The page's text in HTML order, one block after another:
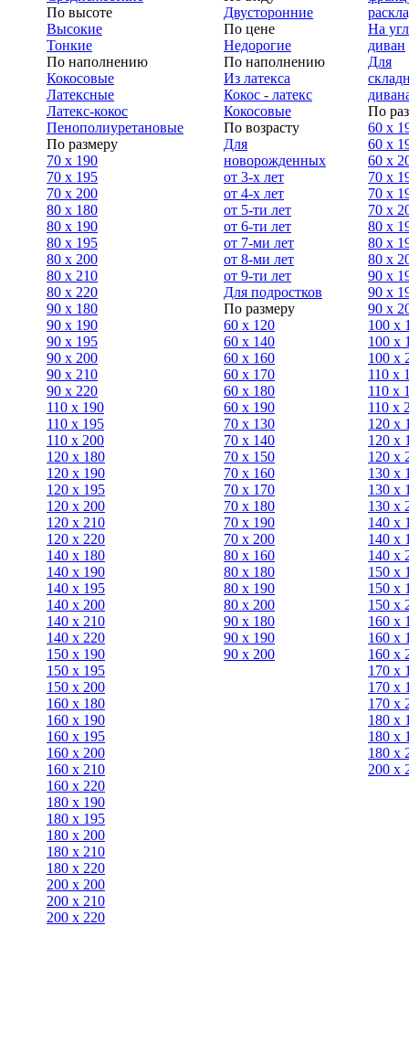
По высоте
Высокие
Тонкие
По наполнению
Кокосовые
Латексные
Латекс-кокос
Пенополиуретановые
По размеру
70 х 190
70 х 195
70 х 200
80 х 180
80 х 190
80 х 195
80 х 200
80 x 210
80 x 220
90 x 180
90 х 190
90 х 195
90 х 200
90 x 210
90 x 220
110 x 190
110 x 195
110 x 200
120 x 180
120 х 190
120 х 195
120 х 200
120 x 210
120 x 220
140 x 180
140 х 190
140 х 195
140 х 200
140 x 210
140 x 220
150 х 190
150 х 195
150 х 200
160 x 180
160 х 190
160 х 195
160 х 200
160 x 210
160 x 220
180 х 190
180 х 195
180 х 200
180 x 210
180 x 220
200 х 200
200 x 210
200 x 220
Двусторонние
По цене
Недорогие
По наполнению
Из латекса
Кокос - латекс
Кокосовые
По возрасту
Для
новорожденных
от 3-х лет
от 4-х лет
от 5-ти лет
от 6-ти лет
от 7-ми лет
от 8-ми лет
от 9-ти лет
Для подростков
По размеру
60 х 120
60 х 140
60 х 160
60 х 170
60 х 180
60 х 190
70 х 130
70 х 140
70 х 150
70 х 160
70 х 170
70 х 180
70 х 190
70 х 200
80 х 160
80 х 180
80 x 190
80 x 200
90 х 180
90 x 190
90 x 200
На
диван
Для
По
60 х
60 х
60 х
70 x
70 х
70 x
80 x
80 x
80 x
90 x
90 x
90 x
100 x
100 х
100 x
110 x
110 х
110 х
120 х
120 х
120 х
130 х
130 х
130 х
140 х
140 х
140 х
150 х
150 х
150 х
160 х
160 х
160 х
170 х
170 х
170 х
180 х
180 х
180 х
200 x